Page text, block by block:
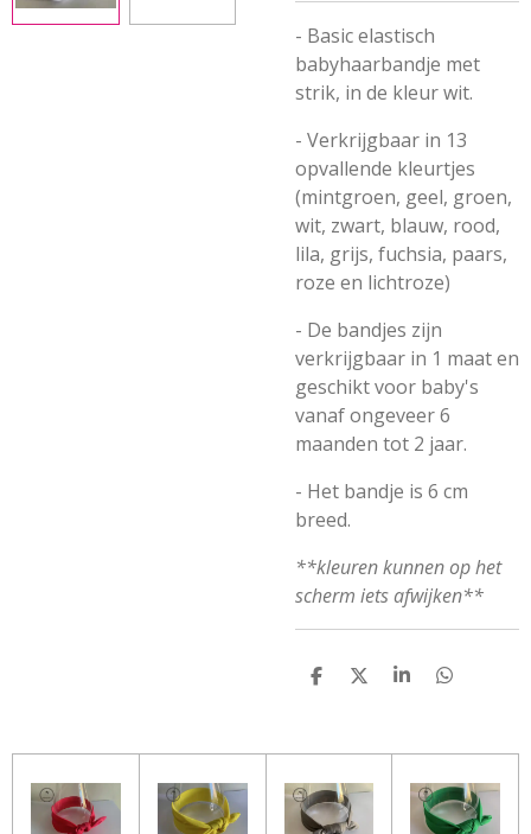
- Basic elastisch
babyhaarbandje met
strik, in de kleur wit.
- Verkrijgbaar in 13
opvallende kleurtjes
(mintgroen, geel, groen,
wit, zwart, blauw, rood,
lila, grijs, fuchsia, paars,
roze en lichtroze)
- De bandjes zijn
verkrijgbaar in 1 maat en
geschikt voor baby's
vanaf ongeveer 6
maanden tot 2 jaar.
- Het bandje is 6 cm
breed.
**kleuren kunnen op het
scherm iets afwijken**
D
N
D
S
E
D
N